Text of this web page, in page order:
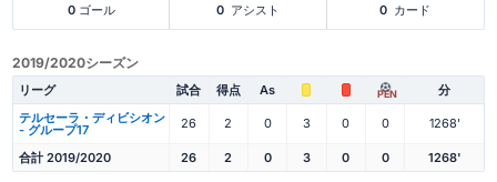
0ゴール 0 アシスト 0 カード
2019/2020シーズン
リーグ 試合 得点 As PEN
分
テルセーラ・ディビシオン
- グループ17 26 2 0 3 0 0 1268'
合計 2019/2020 26 2 0 3 0 0 1268'